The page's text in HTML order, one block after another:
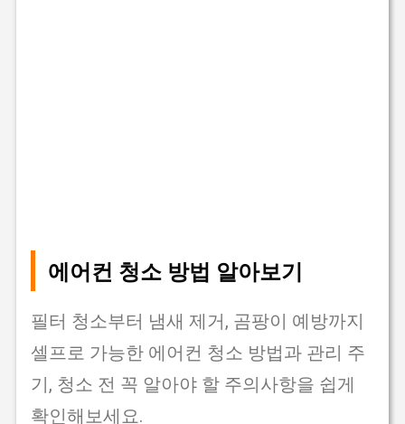
에어컨 청소 방법 알아보기
필터 청소부터 냄새 제거, 곰팡이 예방까지
셀프로 가능한 에어컨 청소 방법과 관리 주
기, 청소 전 꼭 알아야 할 주의사항을 쉽게
확인해보세요.